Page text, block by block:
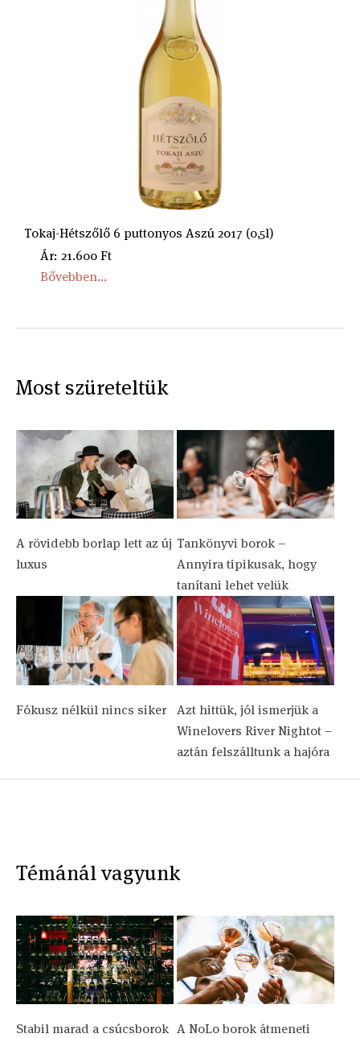
Tokaj-Hétszőlő 6 puttonyos Aszú 2017 (0,5l)
Ár: 21.600 Ft
Bővebben...
Most szüreteltük
A rövidebb borlap lett az új
luxus
Tankönyvi borok –
Annyira tipikusak, hogy
tanítani lehet velük
Fókusz nélkül nincs siker
Azt hittük, jól ismerjük a
Winelovers River Nightot –
aztán felszálltunk a hajóra
Témánál vagyunk
Stabil marad a csúcsborok A NoLo borok átmeneti